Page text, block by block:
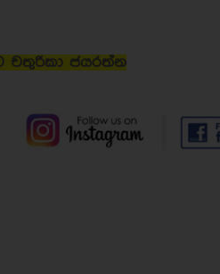
චතුරිකා ජයරත්න